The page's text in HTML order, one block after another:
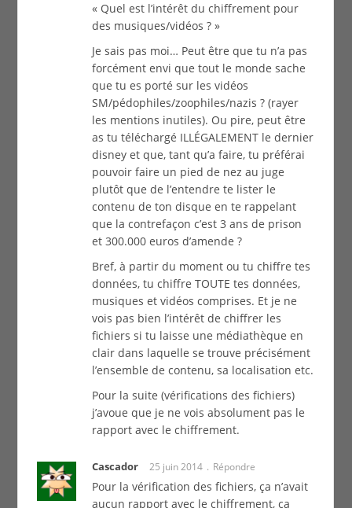
« Quel est l’intérêt du chiffrement pour
des musiques/vidéos ? »
Je sais pas moi… Peut être que tu n’a pas
forcément envi que tout le monde sache
que tu es porté sur les vidéos
SM/pédophiles/zoophiles/nazis ? (rayer
les mentions inutiles). Ou pire, peut être
as tu téléchargé ILLÉGALEMENT le dernier
disney et que, tant qu’a faire, tu préférai
pouvoir faire un pied de nez au juge
plutôt que de l’entendre te lister le
contenu de ton disque en te rappelant
que la contrefaçon c’est 3 ans de prison
et 300.000 euros d’amende ?
Bref, à partir du moment ou tu chiffre tes
données, tu chiffre TOUTE tes données,
musiques et vidéos comprises. Et je ne
vois pas bien l’intérêt de chiffrer les
fichiers si tu laisse une médiathèque en
clair dans laquelle se trouve précisément
l’ensemble de contenu, sa localisation etc.
Pour la suite (vérifications des fichiers)
j’avoue que je ne vois absolument pas le
rapport avec le chiffrement.
Cascador 25 juin 2014 Répondre
Pour la vérification des fichiers, ça n’avait
aucun rapport avec le chiffrement, ça